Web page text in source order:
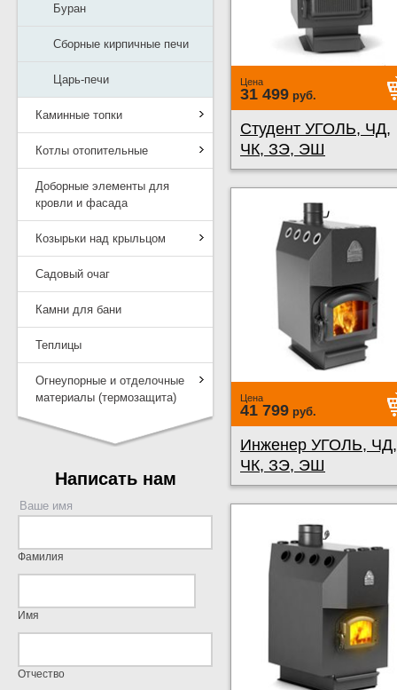
Буран
Сборные кирпичные печи
Царь-печи
Каминные топки
Котлы отопительные
Доборные элементы для
кровли и фасада
Козырьки над крыльцом
Садовый очаг
Камни для бани
Теплицы
Огнеупорные и отделочные
материалы (термозащита)
Написать нам
Ваше имя
Фамилия
Имя
Отчество
Цена
31 499 руб.
Студент УГОЛЬ, ЧД,
ЧК, ЗЭ, ЭШ
Цена
41 799 руб.
Инженер УГОЛЬ, ЧД,
ЧК, ЗЭ, ЭШ